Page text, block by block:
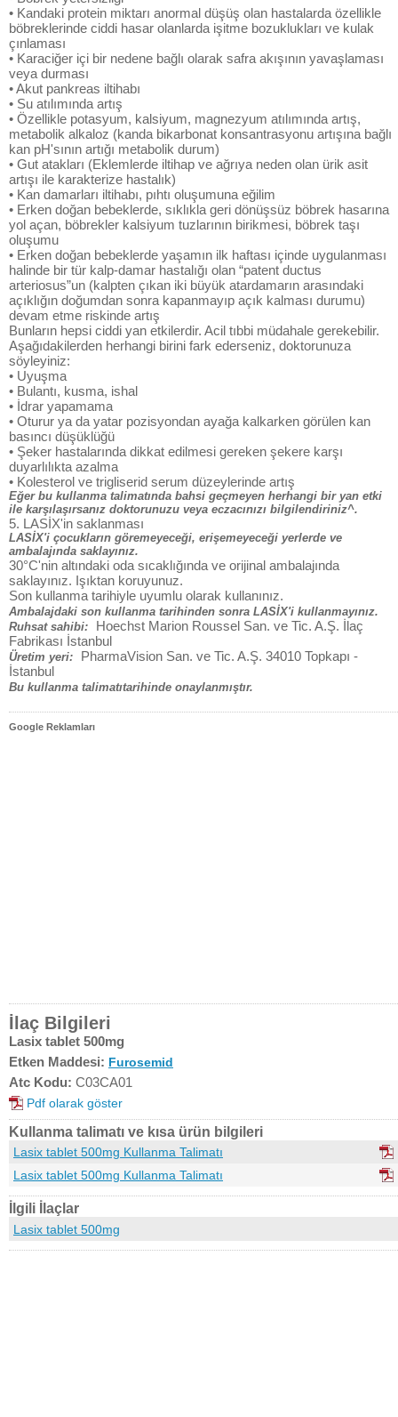
• Kandaki protein miktarı anormal düşüş olan hastalarda özellikle
böbreklerinde ciddi hasar olanlarda işitme bozuklukları ve kulak
çınlaması
• Karaciğer içi bir nedene bağlı olarak safra akışının yavaşlaması
veya durması
• Akut pankreas iltihabı
• Su atılımında artış
• Özellikle potasyum, kalsiyum, magnezyum atılımında artış,
metabolik alkaloz (kanda bikarbonat konsantrasyonu artışına bağlı
kan pH'sının artığı metabolik durum)
• Gut atakları (Eklemlerde iltihap ve ağrıya neden olan ürik asit
artışı ile karakterize hastalık)
• Kan damarları iltihabı, pıhtı oluşumuna eğilim
• Erken doğan bebeklerde, sıklıkla geri dönüşsüz böbrek hasarına
yol açan, böbrekler kalsiyum tuzlarının birikmesi, böbrek taşı
oluşumu
• Erken doğan bebeklerde yaşamın ilk haftası içinde uygulanması
halinde bir tür kalp-damar hastalığı olan “patent ductus
arteriosus”un (kalpten çıkan iki büyük atardamarın arasındaki
açıklığın doğumdan sonra kapanmayıp açık kalması durumu)
devam etme riskinde artış
Bunların hepsi ciddi yan etkilerdir. Acil tıbbi müdahale gerekebilir.
Aşağıdakilerden herhangi birini fark ederseniz, doktorunuza
söyleyiniz:
• Uyuşma
• Bulantı, kusma, ishal
• İdrar yapamama
• Oturur ya da yatar pozisyondan ayağa kalkarken görülen kan
basıncı düşüklüğü
• Şeker hastalarında dikkat edilmesi gereken şekere karşı
duyarlılıkta azalma
• Kolesterol ve trigliserid serum düzeylerinde artış
Eğer bu kullanma talimatında bahsi geçmeyen herhangi bir yan etki
ile karşılaşırsanız doktorunuzu veya eczacınızı bilgilendiriniz^.
5. LASİX'in saklanması
LASİX'i çocukların göremeyeceği, erişemeyeceği yerlerde ve
ambalajında saklayınız.
30°C'nin altındaki oda sıcaklığında ve orijinal ambalajında
saklayınız. Işıktan koruyunuz.
Son kullanma tarihiyle uyumlu olarak kullanınız.
Ambalajdaki son kullanma tarihinden sonra LASİX'i kullanmayınız.
Ruhsat sahibi:
Hoechst Marion Roussel San. ve Tic. A.Ş. İlaç
Fabrikası İstanbul
Üretim yeri:
PharmaVision San. ve Tic. A.Ş. 34010 Topkapı -
İstanbul
Bu kullanma talimatıtarihinde onaylanmıştır.
Google Reklamları
İlaç Bilgileri
Lasix tablet 500mg
Etken Maddesi: Furosemid
Atc Kodu: C03CA01
Pdf olarak göster
Kullanma talimatı ve kısa ürün bilgileri
Lasix tablet 500mg Kullanma Talimatı
Lasix tablet 500mg Kullanma Talimatı
İlgili İlaçlar
Lasix tablet 500mg